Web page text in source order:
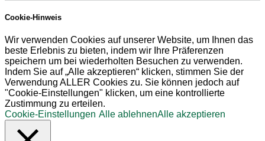
Cookie-Hinweis
Wir verwenden Cookies auf unserer Website, um Ihnen das
beste Erlebnis zu bieten, indem wir Ihre Präferenzen
speichern um bei wiederholten Besuchen zu verwenden.
Indem Sie auf „Alle akzeptieren“ klicken, stimmen Sie der
Verwendung ALLER Cookies zu. Sie können jedoch auf
"Cookie-Einstellungen" klicken, um eine kontrollierte
Zustimmung zu erteilen.
Cookie-Einstellungen Alle ablehnenAlle akzeptieren